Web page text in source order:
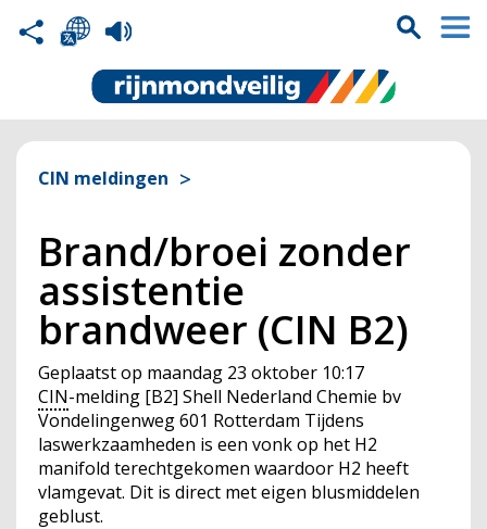
CIN meldingen
Brand/broei zonder
assistentie
brandweer (CIN B2)
Geplaatst op maandag 23 oktober 10:17
CIN-melding [B2] Shell Nederland Chemie bv
Vondelingenweg 601 Rotterdam Tijdens
laswerkzaamheden is een vonk op het H2
manifold terechtgekomen waardoor H2 heeft
vlamgevat. Dit is direct met eigen blusmiddelen
geblust.